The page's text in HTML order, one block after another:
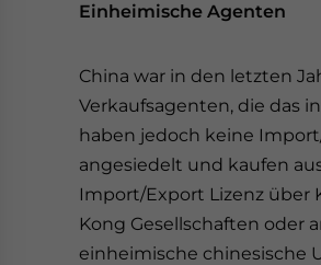
Einheimische Agenten
China war in den letzten
Verkaufsagenten, die das
haben jedoch keine
angesiedelt und kaufen
Import/Export Lizenz über
Kong Gesellschaften oder
einheimische chinesische